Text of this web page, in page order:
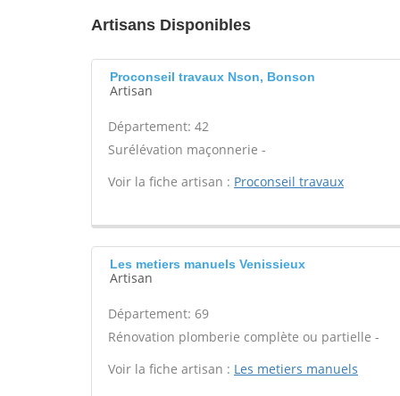
Artisans Disponibles
Proconseil travaux Nson, Bonson
Artisan
Département: 42
Surélévation maçonnerie -
Voir la fiche artisan : Proconseil travaux
Les metiers manuels Venissieux
Artisan
Département: 69
Rénovation plomberie complète ou partielle -
Voir la fiche artisan : Les metiers manuels